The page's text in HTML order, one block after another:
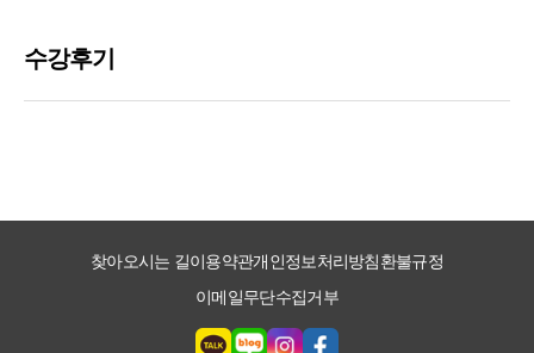
찾아오시는 길이용약관개인정보처리방침 환불규정
이메일무단수집거부